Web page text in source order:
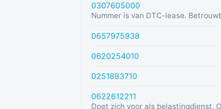
0307605000
Nummer is van DTC-lease.
0657975938
0620254010
0251883710
0622612211